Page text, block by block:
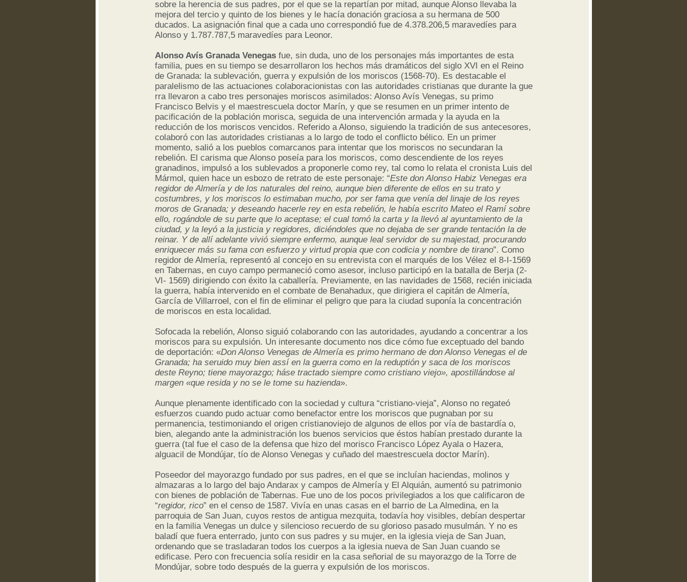
sobre la herencia de sus padres, por el que se la repartían por mitad, aunque Alonso llevaba la
mejora del tercio y quinto de los bienes y le hacía donación graciosa a su hermana de 500
ducados. La asignación final que a cada uno correspondió fue de 4.378.206,5 maravedíes para
Alonso y 1.787.787,5 maravedíes para Leonor.
Alonso Avís Granada Venegas fue, sin duda, uno de los personajes más importantes de esta
familia, pues en su tiempo se desarrollaron los hechos más dramáticos del siglo XVI en el Reino
de Granada: la sublevación, guerra y expulsión de los moriscos (1568-70). Es destacable el
paralelismo de las actuaciones colaboracionistas con las autoridades cristianas que durante la gue
rra llevaron a cabo tres personajes moriscos asimilados: Alonso Avís Venegas, su primo
Francisco Belvis y el maestrescuela doctor Marín, y que se resumen en un primer intento de
pacificación de la población morisca, seguida de una intervención armada y la ayuda en la
reducción de los moriscos vencidos. Referido a Alonso, siguiendo la tradición de sus antecesores,
colaboró con las autoridades cristianas a lo largo de todo el conflicto bélico. En un primer
momento, salió a los pueblos comarcanos para intentar que los moriscos no secundaran la
rebelión. El carisma que Alonso poseía para los moriscos, como descendiente de los reyes
granadinos, impulsó a los sublevados a proponerle como rey, tal como lo relata el cronista Luis del
Mármol, quien hace un esbozo de retrato de este personaje: “Este don Alonso Habiz Venegas era
regidor de Almería y de los naturales del reino, aunque bien diferente de ellos en su trato y
costumbres, y los moriscos lo estimaban mucho, por ser fama que venía del linaje de los reyes
moros de Granada; y deseando hacerle rey en esta rebelión, le había escrito Mateo el Ramí sobre
ello, rogándole de su parte que lo aceptase; el cual tomó la carta y la llevó al ayuntamiento de la
ciudad, y la leyó a la justicia y regidores, diciéndoles que no dejaba de ser grande tentación la de
reinar. Y de allí adelante vivió siempre enfermo, aunque leal servidor de su majestad, procurando
enriquecer más su fama con esfuerzo y virtud propia que con codicia y nombre de tirano”. Como
regidor de Almería, representó al concejo en su entrevista con el marqués de los Vélez el 8-I-1569
en Tabernas, en cuyo campo permaneció como asesor, incluso participó en la batalla de Berja (2-
VI- 1569) dirigiendo con éxito la caballería. Previamente, en las navidades de 1568, recién iniciada
la guerra, había intervenido en el combate de Benahadux, que dirigiera el capitán de Almería,
García de Villarroel, con el fin de eliminar el peligro que para la ciudad suponía la concentración
de moriscos en esta localidad.
Sofocada la rebelión, Alonso siguió colaborando con las autoridades, ayudando a concentrar a los
moriscos para su expulsión. Un interesante documento nos dice cómo fue exceptuado del bando
de deportación: «Don Alonso Venegas de Almería es primo hermano de don Alonso Venegas el de
Granada; ha seruido muy bien assí en la guerra como en la reduptión y saca de los moriscos
deste Reyno; tiene mayorazgo; háse tractado siempre como cristiano viejo», apostillándose al
margen «que resida y no se le tome su hazienda».
Aunque plenamente identificado con la sociedad y cultura “cristiano-vieja”, Alonso no regateó
esfuerzos cuando pudo actuar como benefactor entre los moriscos que pugnaban por su
permanencia, testimoniando el origen cristianoviejo de algunos de ellos por vía de bastardía o,
bien, alegando ante la administración los buenos servicios que éstos habían prestado durante la
guerra (tal fue el caso de la defensa que hizo del morisco Francisco López Ayala o Hazera,
alguacil de Mondújar, tío de Alonso Venegas y cuñado del maestrescuela doctor Marín).
Poseedor del mayorazgo fundado por sus padres, en el que se incluían haciendas, molinos y
almazaras a lo largo del bajo Andarax y campos de Almería y El Alquián, aumentó su patrimonio
con bienes de población de Tabernas. Fue uno de los pocos privilegiados a los que calificaron de
“regidor, rico” en el censo de 1587. Vivía en unas casas en el barrio de La Almedina, en la
parroquia de San Juan, cuyos restos de antigua mezquita, todavía hoy visibles, debían despertar
en la familia Venegas un dulce y silencioso recuerdo de su glorioso pasado musulmán. Y no es
baladí que fuera enterrado, junto con sus padres y su mujer, en la iglesia vieja de San Juan,
ordenando que se trasladaran todos los cuerpos a la iglesia nueva de San Juan cuando se
edificase. Pero con frecuencia solía residir en la casa señorial de su mayorazgo de la Torre de
Mondújar, sobre todo después de la guerra y expulsión de los moriscos.